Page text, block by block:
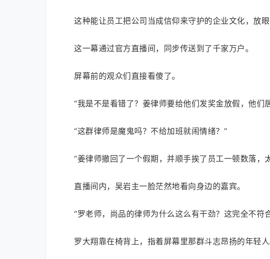
这种能让员工把公司当成信仰来守护的企业文化，放眼
这一幕通过官方直播间，同步传送到了千家万户。
屏幕前的观众们直接看傻了。
“我是不是看错了？姜律师要给他们发奖金放假，他们
“这群律师是魔鬼吗？不给加班就闹情绪？”
“姜律师撤回了一个假期，并顺手挨了员工一顿数落，
直播间内，吴岩主一脸茫然地看向身边的嘉宾。
“罗老师，尚品的律师为什么这么有干劲？这完全不符
罗大翔靠在椅背上，指着屏幕里那群斗志昂扬的年轻人